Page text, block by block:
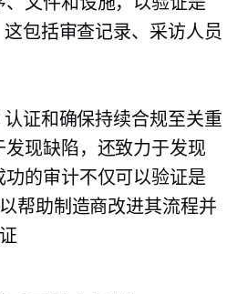
包括审查记录、采访人员
证和确保持续合规至关重
现缺陷，还致力于发现
的审计不仅可以验证是
帮助制造商改进其流程并